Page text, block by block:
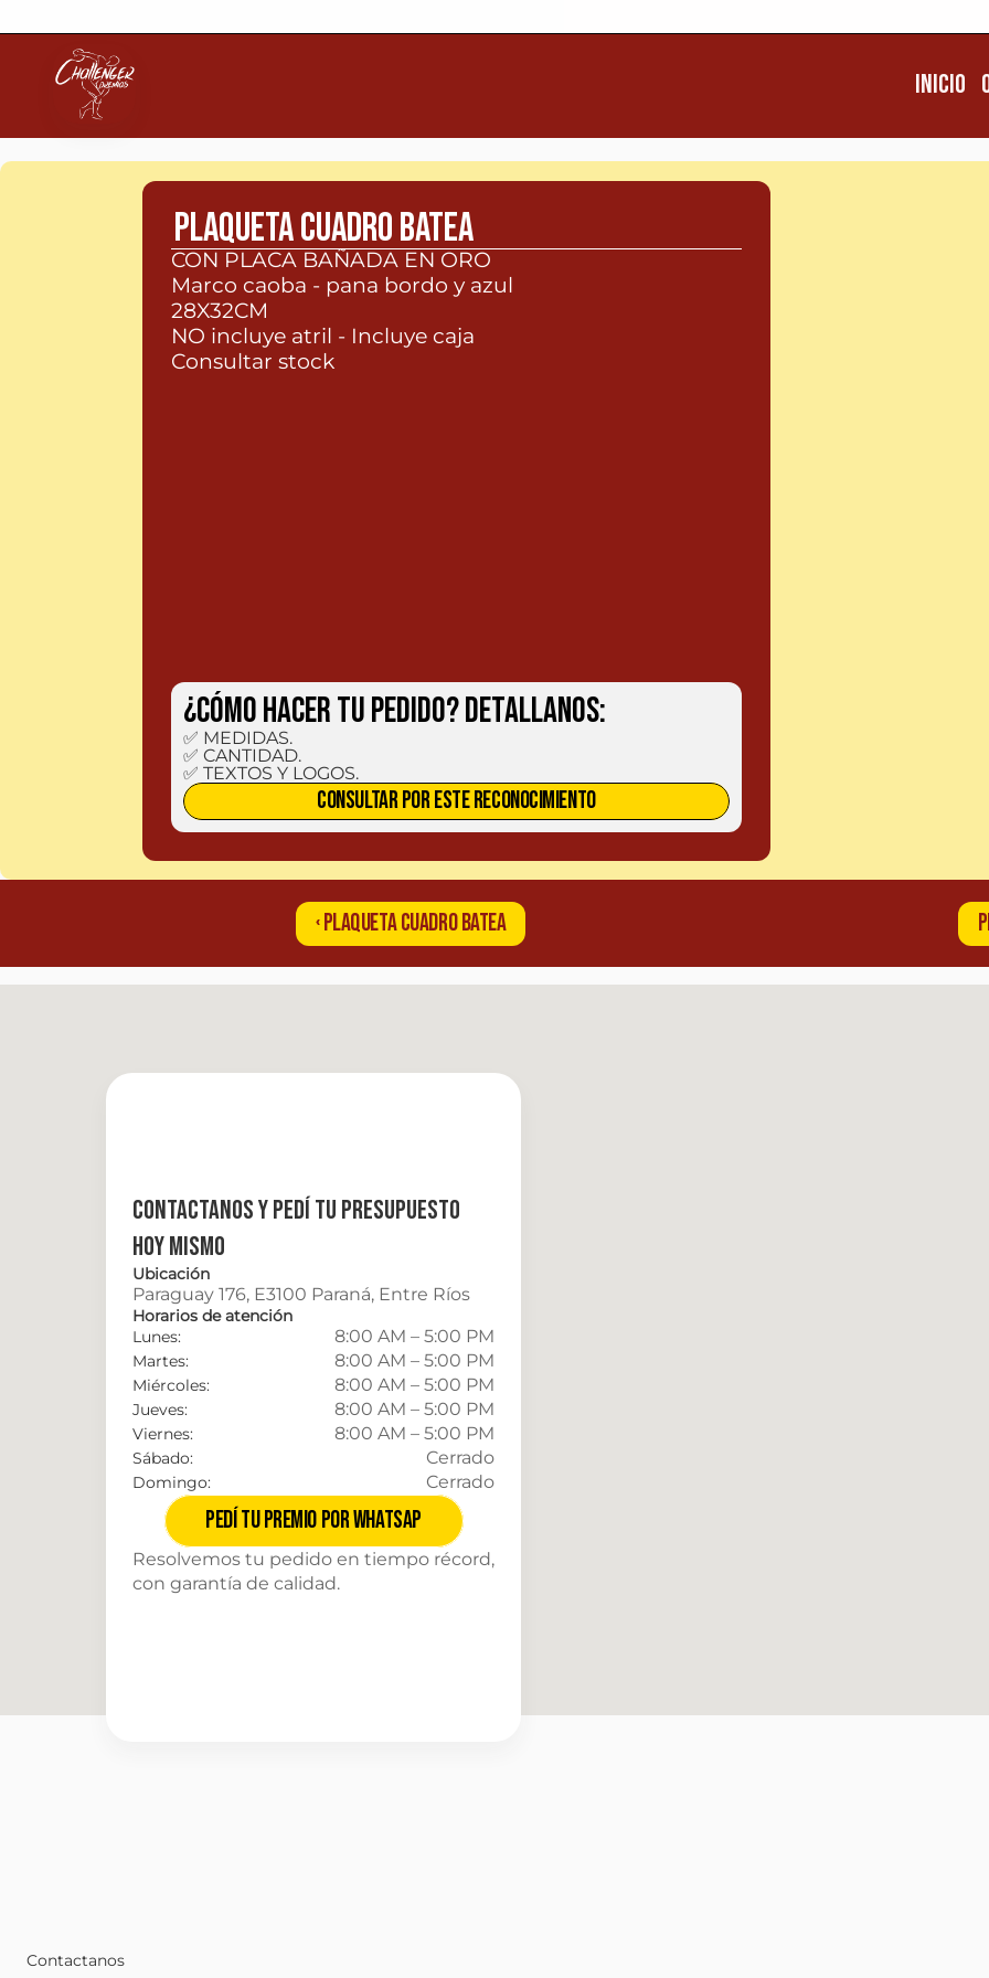
Inicio
Inicio
PLAQUETA CUADRO BATEA
CON PLACA BAÑADA EN ORO
Marco caoba - pana bordo y azul
28X32CM
NO incluye atril - Incluye caja
Consultar stock
¿CÓMO HACER TU PEDIDO? Detallanos:
✅ MEDIDAS.
✅ CANTIDAD.
✅ TEXTOS Y LOGOS.
CONSULTAR POR ESTE RECONOCIMIENTO
‹ PLAQUETA CUADRO BATEA
Contactanos y pedí tu presupuesto
hoy mismo
Ubicación
Paraguay 176, E3100 Paraná, Entre Ríos
Horarios de atención
Lunes:
8:00 AM – 5:00 PM
Martes: 8:00 AM – 5:00 PM
Miércoles: 8:00 AM – 5:00 PM
Jueves: 8:00 AM – 5:00 PM
Viernes: 8:00 AM – 5:00 PM
Sábado: Cerrado
Domingo: Cerrado
Pedí tu premio por Whatsap
Resolvemos tu pedido en tiempo récord,
con garantía de calidad.
Contactanos